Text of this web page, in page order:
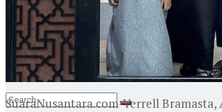
Indeks
SuaraNusantara.com-Verrell